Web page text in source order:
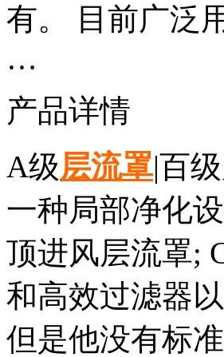
有。 目前广泛
…
产品详情
A级层流罩|百
一种局部净化
顶进风层流罩;
和高效过滤器
但是他没有标